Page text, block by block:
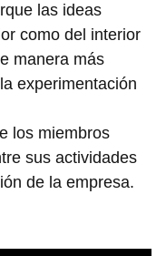
las ideas
como del interior
manera más
experimentación
los miembros
sus actividades
de la empresa.